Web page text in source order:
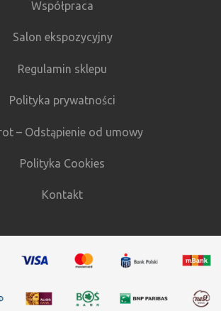
Współpraca
Salon ekspozycyjny
Regulamin sklepu
Polityka prywatności
– Odstąpienie od umowy
Polityka Cookies
Kontakt